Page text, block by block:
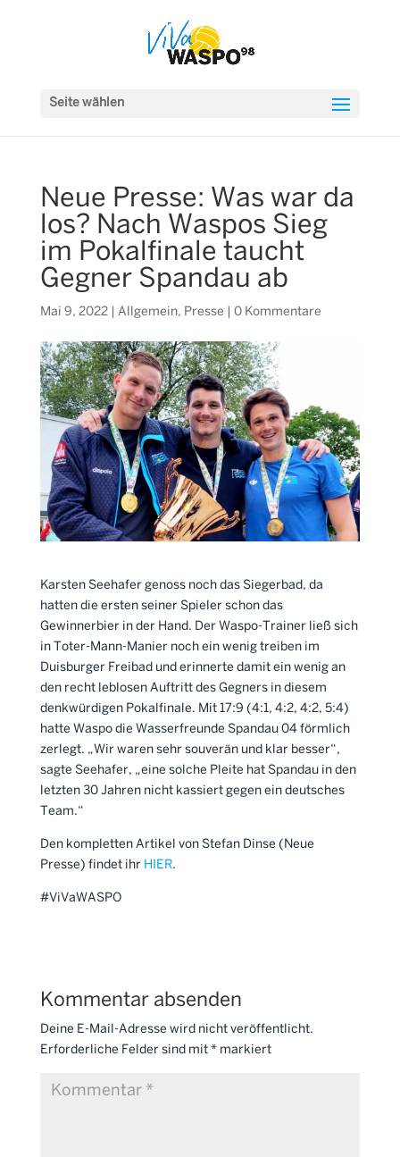
Seite wählen
Neue Presse: Was war da
los? Nach Waspos Sieg
im Pokalfinale taucht
Gegner Spandau ab
Mai 9, 2022| Allgemein, Presse 0 Kommentare
Karsten Seehafer genoss noch das Siegerbad, da
hatten die ersten seiner Spieler schon das
Gewinnerbier in der Hand. Der Waspo-Trainer ließ sich
in Toter-Mann-Manier noch ein wenig treiben im
Duisburger Freibad und erinnerte damit ein wenig an
den recht leblosen Auftritt des Gegners in diesem
denkwürdigen Pokalfinale. Mit 17:9 (4:1, 4:2, 4:2, 5:4)
hatte Waspo die Wasserfreunde Spandau 04 förmlich
zerlegt. „Wir waren sehr souverän und klar besser“,
sagte Seehafer, „eine solche Pleite hat Spandau in den
letzten 30 Jahren nicht kassiert gegen ein deutsches
Team.“
Den kompletten Artikel von Stefan Dinse (Neue
Presse) findet ihr HIER.
#ViVaWASPO
Kommentar absenden
Deine E-Mail-Adresse wird nicht veröffentlicht.
Erforderliche Felder sind mit *markiert